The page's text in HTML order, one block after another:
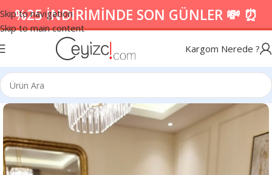
Skip to navigation
Skip to main content
%25 İNDİRİMİNDE SON GÜNLER 💸 ⏰
Kargom Nerede ?